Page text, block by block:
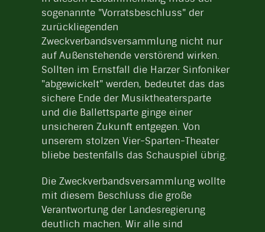
sogenannte "Vorratsbeschluss" der
zurückliegenden
Zweckverbandsversammlung nicht nur
auf Außenstehende verstörend wirken.
Sollten im Ernstfall die Harzer Sinfoniker
"abgewickelt" werden, bedeutet das das
sichere Ende der Musiktheatersparte
und die Ballettsparte ginge einer
unsicheren Zukunft entgegen. Von
unserem stolzen Vier-Sparten-Theater
bliebe bestenfalls das Schauspiel übrig.
Die Zweckverbandsversammlung wollte
mit diesem Beschluss die große
Verantwortung der Landesregierung
deutlich machen. Wir alle sind